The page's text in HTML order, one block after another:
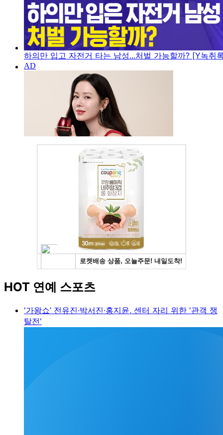
하의만 입고 자전거 타는 남성...처벌 가능할까? [Y녹취
HOT 연예 스포츠
'가왕쇼’ 전유진·박서진·홍지윤, 센터 자리 위한 '관객 쟁
탈전'